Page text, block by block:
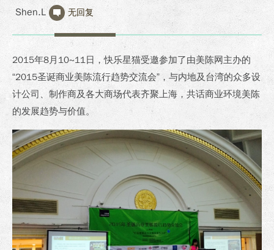
Shen.L 无回复
2015年8月10~11日，快乐星猫受邀参加了由美陈网主办的
“2015圣诞商业美陈流行趋势交流会”，与内地及台湾的众多设
计公司、制作商及各大商场代表齐聚上海，共话商业环境美陈
的发展趋势与价值。